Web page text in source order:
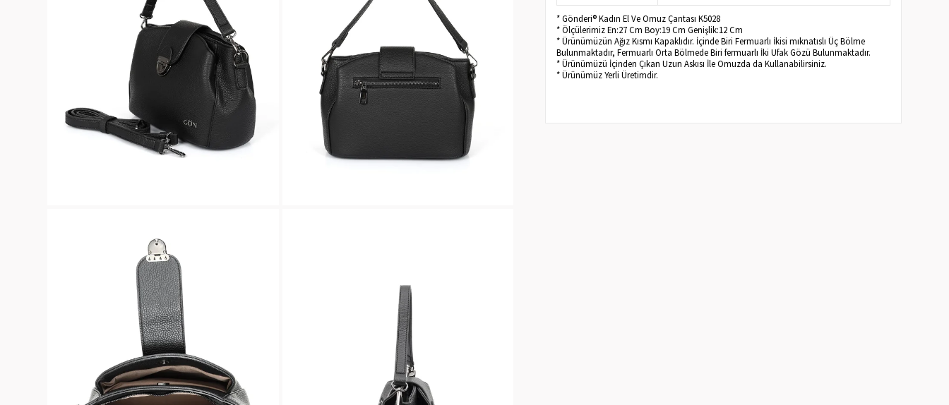
* Gönderi® Kadın El Ve Omuz Çantası K5028
* Ölçülerimiz En:27 Cm Boy:19 Cm Genişlik:12 Cm
* Ürünümüzün Ağız Kısmı Kapaklıdır. İçinde Biri Fermuarlı İkisi mıknatıslı Üç Bölme
Bulunmaktadır, Fermuarlı Orta Bölmede Biri fermuarlı İki Ufak Gözü Bulunmaktadır.
* Ürünümüzü İçinden Çıkan Uzun Askısı İle Omuzda da Kullanabilirsiniz.
* Ürünümüz Yerli Üretimdir.